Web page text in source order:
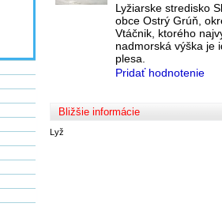
Lyžiarske stredisko
obce Ostrý Grúň,
Vtáčnik, ktorého
nadmorská výška je
plesa.
Pridať hodnotenie
Bližšie informácie
Lyž